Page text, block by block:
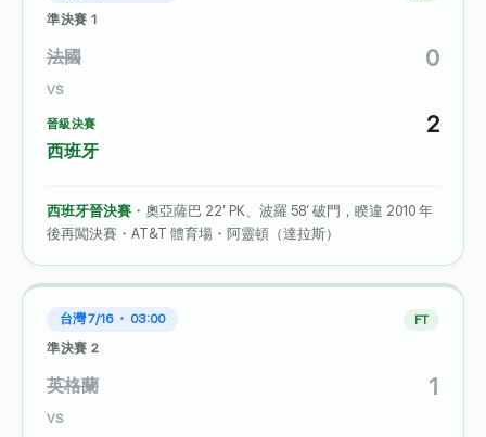
準決賽 1
法國 0
VS
晉級決賽
西班牙
2
西班牙晉決賽 ・奧亞薩巴 22′ PK、波羅 58′ 破門，睽違 2010 年
後再闖決賽・AT&T 體育場・阿靈頓（達拉斯）
台灣 7/16 ・ 03:00
FT
準決賽 2
英格蘭 1
VS